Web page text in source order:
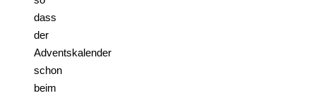
dass
der
Adventskalender
schon
beim